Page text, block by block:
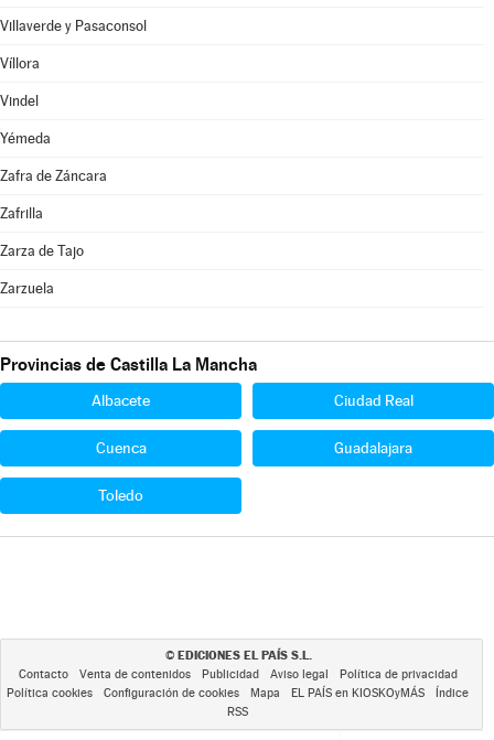
Villaverde y Pasaconsol
Víllora
Vindel
Yémeda
Zafra de Záncara
Zafrilla
Zarza de Tajo
Zarzuela
Provincias de Castilla La Mancha
Albacete Ciudad Real
Cuenca Guadalajara
Toledo
© EDICIONES EL PAÍS S.L.
Contacto Venta de contenidos Publicidad Aviso legal
Política de privacidad
Política cookies
Configuración de cookies Mapa EL PAÍS en KIOSKOyMÁS
Índice
RSS